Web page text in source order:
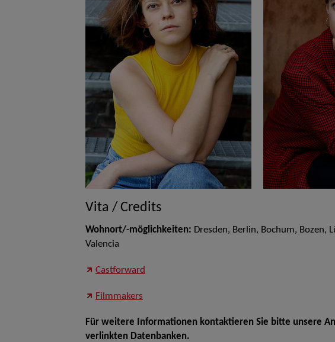
Vita / Credits
Wohnort/-möglichkeiten: Dresden, Berlin, Bochum, Bozen,
Valencia
Castforward
Filmmakers
Für weitere Informationen kontaktieren Sie bitte unsere
verlinkten Datenbanken.